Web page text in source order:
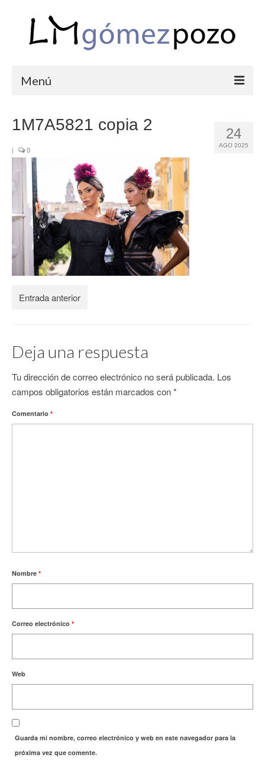
Menú
COMUNIONES
CORPORATIVAS
SEMANA SANTA
BLOG
SOBRE LM
24
AGO 2025
1M7A5821 copia 2
| 0
Entrada anterior
Deja una respuesta
Tu dirección de correo electrónico no será publicada. Los
campos obligatorios están marcados con*
Comentario *
Nombre *
Correo electrónico *
Web
Guarda mi nombre, correo electrónico y web en este navegador para la
próxima vez que comente.